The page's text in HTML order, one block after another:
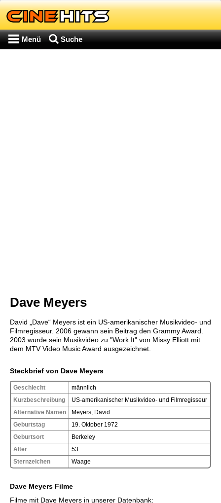
Menü Suche
Dave Meyers
David „Dave“ Meyers ist ein US-amerikanischer Musikvideo- und
Filmregisseur. 2006 gewann sein Beitrag den Grammy Award.
2003 wurde sein Musikvideo zu "Work It" von Missy Elliott mit
dem MTV Video Music Award ausgezeichnet.
Steckbrief von Dave Meyers
Geschlecht
männlich
Kurzbeschreibung
US-amerikanischer Musikvideo- und Filmregisseur
Alternative Namen
Meyers, David
Geburtstag
19. Oktober 1972
Geburtsort
Berkeley
Alter
53
Sternzeichen
Waage
Dave Meyers Filme
Filme mit Dave Meyers in unserer Datenbank: